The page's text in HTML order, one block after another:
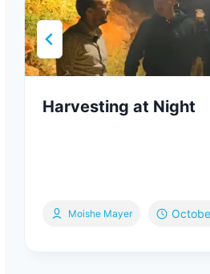
Harvesting at Night
Moishe Mayer